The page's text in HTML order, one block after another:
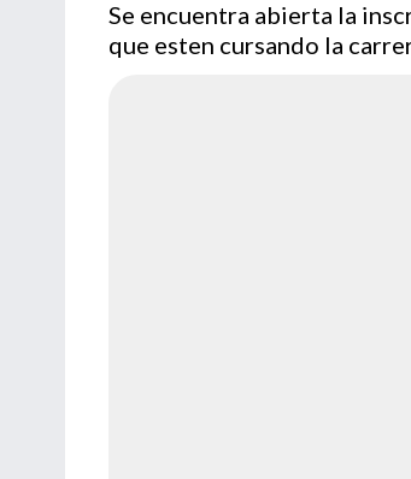
Se encuentra abierta la
que esten cursando la